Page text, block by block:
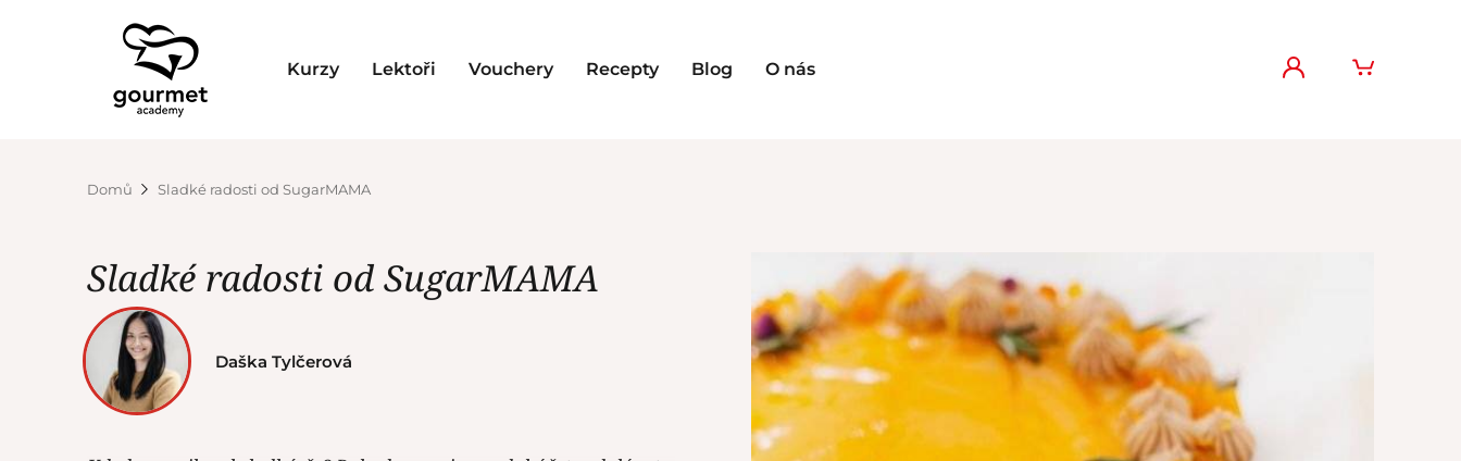
Kurzy Lektoři Vouchery Recepty Blog O nás
Domů Sladké radosti od SugarMAMA
Sladké radosti od SugarMAMA
Daška Tylčerová